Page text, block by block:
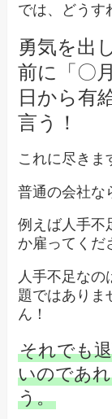
では、どうす
勇気を出
前に「〇
日から有
言う！
これに尽きま
普通の会社な
例えば人手不
か雇ってくだ
人手不足なの
題ではありま
ん！
それでも
いのであ
う。